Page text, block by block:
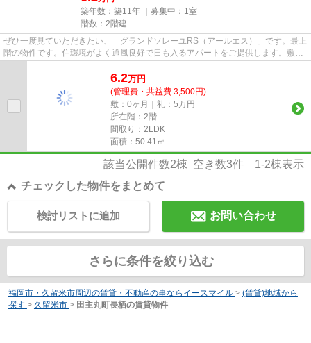
築年数：築11年 ｜募集中： 1室
階数：2階建
ぜひ一度見ていただきたい、「グランドソレーユRS（アールエス）」です。最上
階の物件です。住環境がよく通風良好で日も入るアパートをご提供します。敷地
内ごみ置き場があればごみを...
6.2万円
(管理費・共益費 3,500円)
敷：0ヶ月｜礼：5万円
所在階：2階
間取り：2LDK
面積：50.41㎡
該当公開件数2棟 空き数3件 1-2棟表示
チェックした物件をまとめて
お問い合わせ
検討リストに追加
さらに条件を絞り込む
福岡市・久留米市周辺の賃貸・不動産の事ならイースマイル > (賃貸)地域から
探す > 久留米市 > 田主丸町長栖の賃貸物件